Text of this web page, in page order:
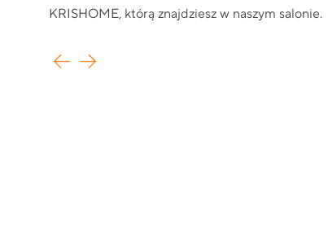
KRISHOME, którą znajdziesz w naszym salonie.